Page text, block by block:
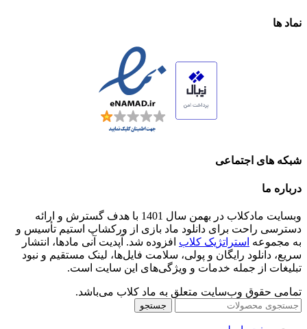
نماد ها
شبکه های اجتماعی
درباره ما
وبسایت مادکلاب در بهمن سال 1401 با هدف گسترش و ارائه
دسترسی راحت برای دانلود ماد بازی از ورکشاپ استیم تأسیس و
به مجموعه استراتژیک کلاب افزوده شد. آپدیت آنی مادها، انتشار
سریع، دانلود رایگان و پولی، سلامت فایل‌ها، لینک مستقیم و نبود
تبلیغات از جمله خدمات و ویژگی‌های این سایت است.
تمامی حقوق وب‌سایت متعلق به ماد کلاب می‌باشد.
جستجو